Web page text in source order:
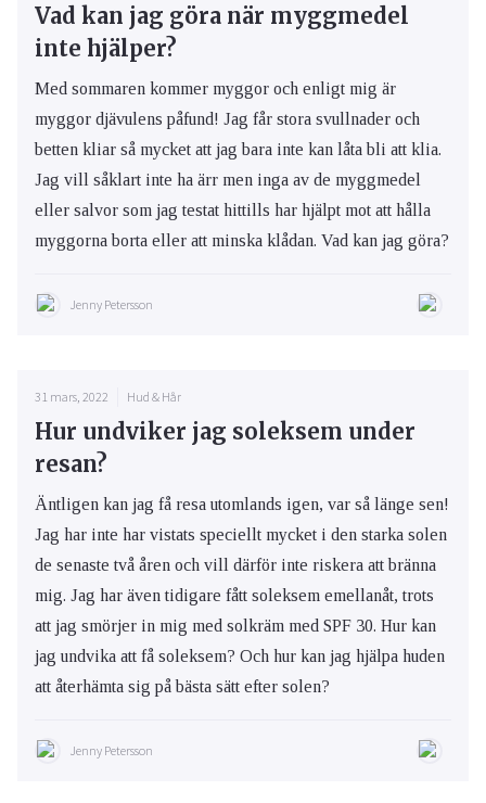
Vad kan jag göra när myggmedel
inte hjälper?
Med sommaren kommer myggor och enligt mig är
myggor djävulens påfund! Jag får stora svullnader och
betten kliar så mycket att jag bara inte kan låta bli att klia.
Jag vill såklart inte ha ärr men inga av de myggmedel
eller salvor som jag testat hittills har hjälpt mot att hålla
myggorna borta eller att minska klådan. Vad kan jag göra?
Jenny Petersson
31 mars, 2022 Hud & Hår
Hur undviker jag soleksem under
resan?
Äntligen kan jag få resa utomlands igen, var så länge sen!
Jag har inte har vistats speciellt mycket i den starka solen
de senaste två åren och vill därför inte riskera att bränna
mig. Jag har även tidigare fått soleksem emellanåt, trots
att jag smörjer in mig med solkräm med SPF 30. Hur kan
jag undvika att få soleksem? Och hur kan jag hjälpa huden
att återhämta sig på bästa sätt efter solen?
Jenny Petersson